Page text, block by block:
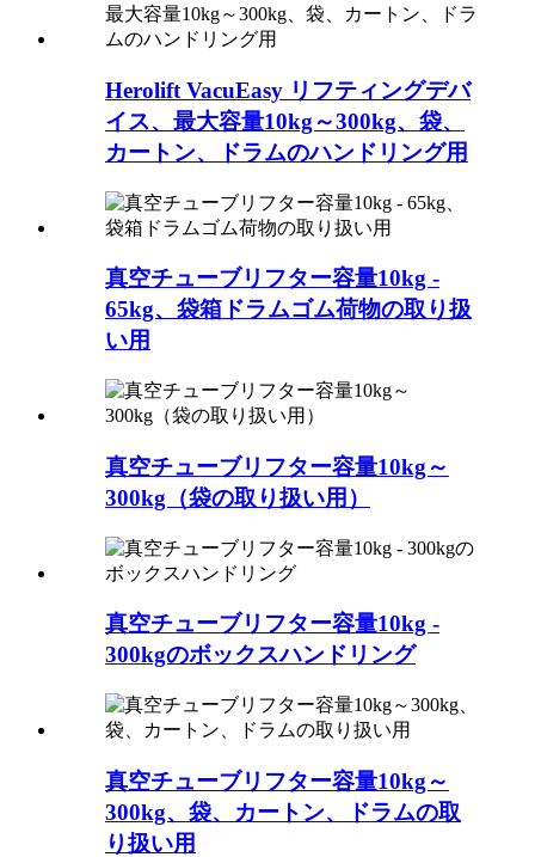
Herolift VacuEasy リフティングデバ
イス、最大容量10kg～300kg、袋、
カートン、ドラムのハンドリング用
真空チューブリフター容量10kg -
65kg、袋箱ドラムゴム荷物の取り扱
い用
真空チューブリフター容量10kg～
300kg（袋の取り扱い用）
真空チューブリフター容量10kg -
300kgのボックスハンドリング
真空チューブリフター容量10kg～
300kg、袋、カートン、ドラムの取
り扱い用